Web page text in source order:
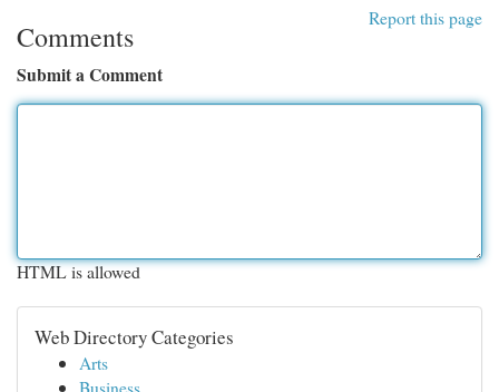
Report this page
Comments
Submit a Comment
HTML is allowed
Web Directory Categories
Arts
Business